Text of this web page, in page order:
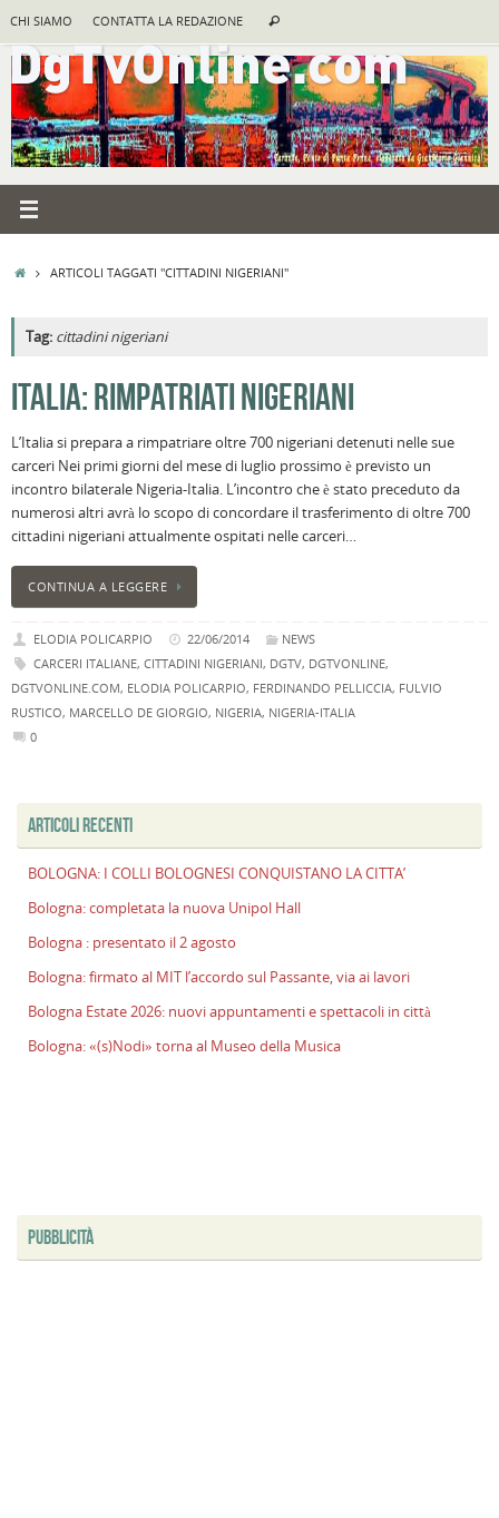
contenuto
CHI SIAMO CONTATTA LA REDAZIONE Cerca
HOMEARTICOLI TAGGATI "CITTADINI NIGERIANI"
Tag: cittadini nigeriani
ITALIA: RIMPATRIATI NIGERIANI
L’Italia si prepara a rimpatriare oltre 700 nigeriani detenuti nelle sue
carceri Nei primi giorni del mese di luglio prossimo è previsto un
incontro bilaterale Nigeria-Italia. L’incontro che è stato preceduto da
numerosi altri avrà lo scopo di concordare il trasferimento di oltre 700
cittadini nigeriani attualmente ospitati nelle carceri…
CONTINUA A LEGGERE
ELODIA POLICARPIO 22/06/2014
NEWS
CARCERI ITALIANE, CITTADINI NIGERIANI, DGTV, DGTVONLINE,
DGTVONLINE.COM, ELODIA POLICARPIO, FERDINANDO PELLICCIA, FULVIO
RUSTICO, MARCELLO DE GIORGIO, NIGERIA, NIGERIA-ITALIA
0
ARTICOLI RECENTI
BOLOGNA: I COLLI BOLOGNESI CONQUISTANO LA CITTA’
Bologna: completata la nuova Unipol Hall
Bologna : presentato il 2 agosto
Bologna: firmato al MIT l’accordo sul Passante, via ai lavori
Bologna Estate 2026: nuovi appuntamenti e spettacoli in città
Bologna: «(s)Nodi» torna al Museo della Musica
PUBBLICITÀ